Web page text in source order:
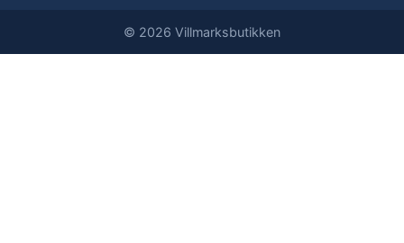
© 2026 Villmarksbutikken